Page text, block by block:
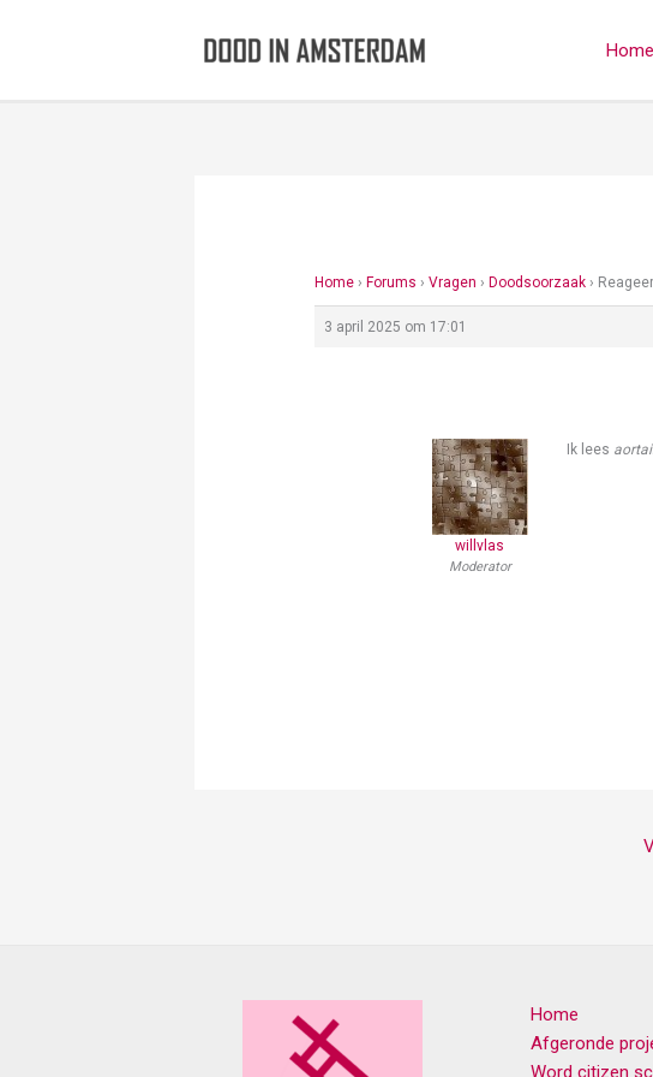
Home
Home › Forums › Vragen › Doodsoorzaak ›
3 april 2025 om 17:01
willvlas
Moderator
Ik lees
Home
Afgeronde
Word citizen